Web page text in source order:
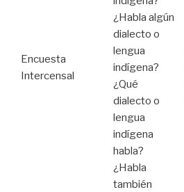
Encuesta
Intercensal
¿Habla algún
dialecto o
lengua
indígena?
¿Qué
dialecto o
lengua
indígena
habla?
¿Habla
también